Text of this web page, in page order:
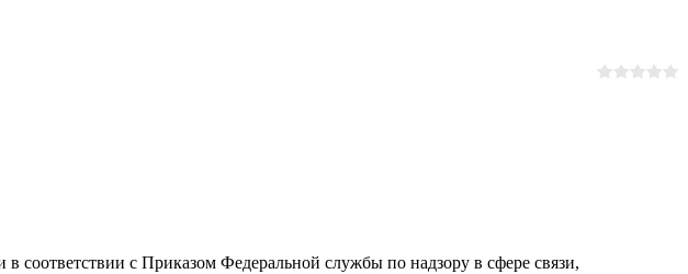
с Приказом Федеральной службы по надзору в сфере связи,